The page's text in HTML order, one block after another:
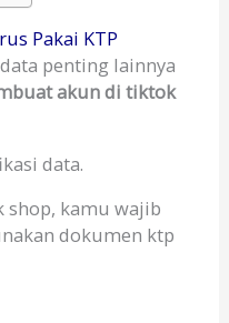
Pakai KTP
penting lainnya
akun di tiktok
data.
kamu wajib
dokumen ktp